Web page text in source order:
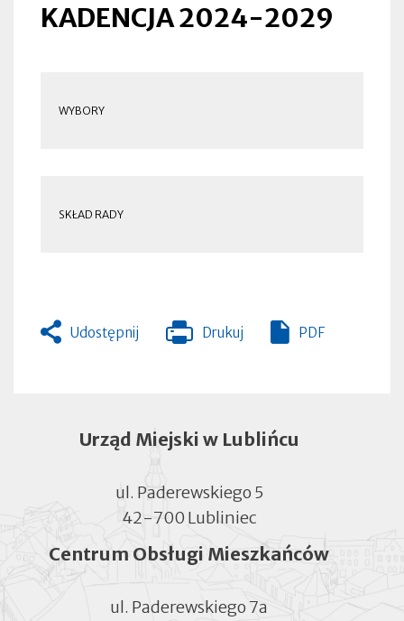
KADENCJA 2024-2029
WYBORY
SKŁAD RADY
Udostępnij Drukuj
Otworzy
PDF
Urząd Miejski w Lublińcu
ul. Paderewskiego 5
42-700 Lubliniec
Centrum Obsługi Mieszkańców
ul. Paderewskiego 7a